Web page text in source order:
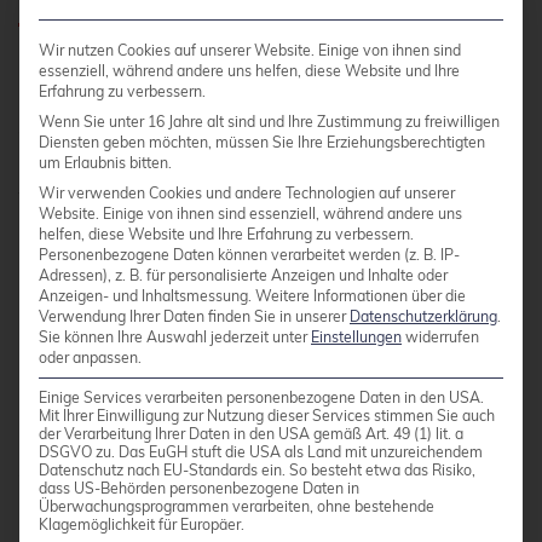
Linux® besitzt einenatürliche Resistenz gegen
Malwaredurch sein Berechtigungssystem und
die geringere Verbreitung auf Desktop-
Systemen. Dennoch stehen Antiviren-Lösungen
wie ClamAV, Sophos und ESET zur Verfügung,
insbesondere für Umgebungen mit Windows®-
Integration oder E-Mail-Servern.
Das Berechtigungssystem von Linux® erschwert
Malware-Infektionen erheblich. Schädliche
Programme können ohne Benutzerinteraktion
keine Systemdateien modifizieren oder sich
automatisch installieren. Die meisten Linux®-
Distributionen führen Anwendungen in
Wir nutzen Cookies auf unserer Website. Einige von ihnen sind
essenziell, während andere uns helfen, diese Website und Ihre
Erfahrung zu verbessern.
Wenn Sie unter 16 Jahre alt sind und Ihre Zustimmung zu freiwilligen
Diensten geben möchten, müssen Sie Ihre Erziehungsberechtigten
um Erlaubnis bitten.
Wir verwenden Cookies und andere Technologien auf unserer
Website. Einige von ihnen sind essenziell, während andere uns
helfen, diese Website und Ihre Erfahrung zu verbessern.
Personenbezogene Daten können verarbeitet werden (z. B. IP-
Adressen), z. B. für personalisierte Anzeigen und Inhalte oder
Anzeigen- und Inhaltsmessung. Weitere Informationen über die
Verwendung Ihrer Daten finden Sie in unserer Datenschutzerklärung.
Sie können Ihre Auswahl jederzeit unter Einstellungen widerrufen
oder anpassen.
Einige Services verarbeiten personenbezogene Daten in den USA.
Mit Ihrer Einwilligung zur Nutzung dieser Services stimmen Sie auch
der Verarbeitung Ihrer Daten in den USA gemäß Art. 49 (1) lit. a
DSGVO zu. Das EuGH stuft die USA als Land mit unzureichendem
Datenschutz nach EU-Standards ein. So besteht etwa das Risiko,
dass US-Behörden personenbezogene Daten in
Überwachungsprogrammen verarbeiten, ohne bestehende
Klagemöglichkeit für Europäer.